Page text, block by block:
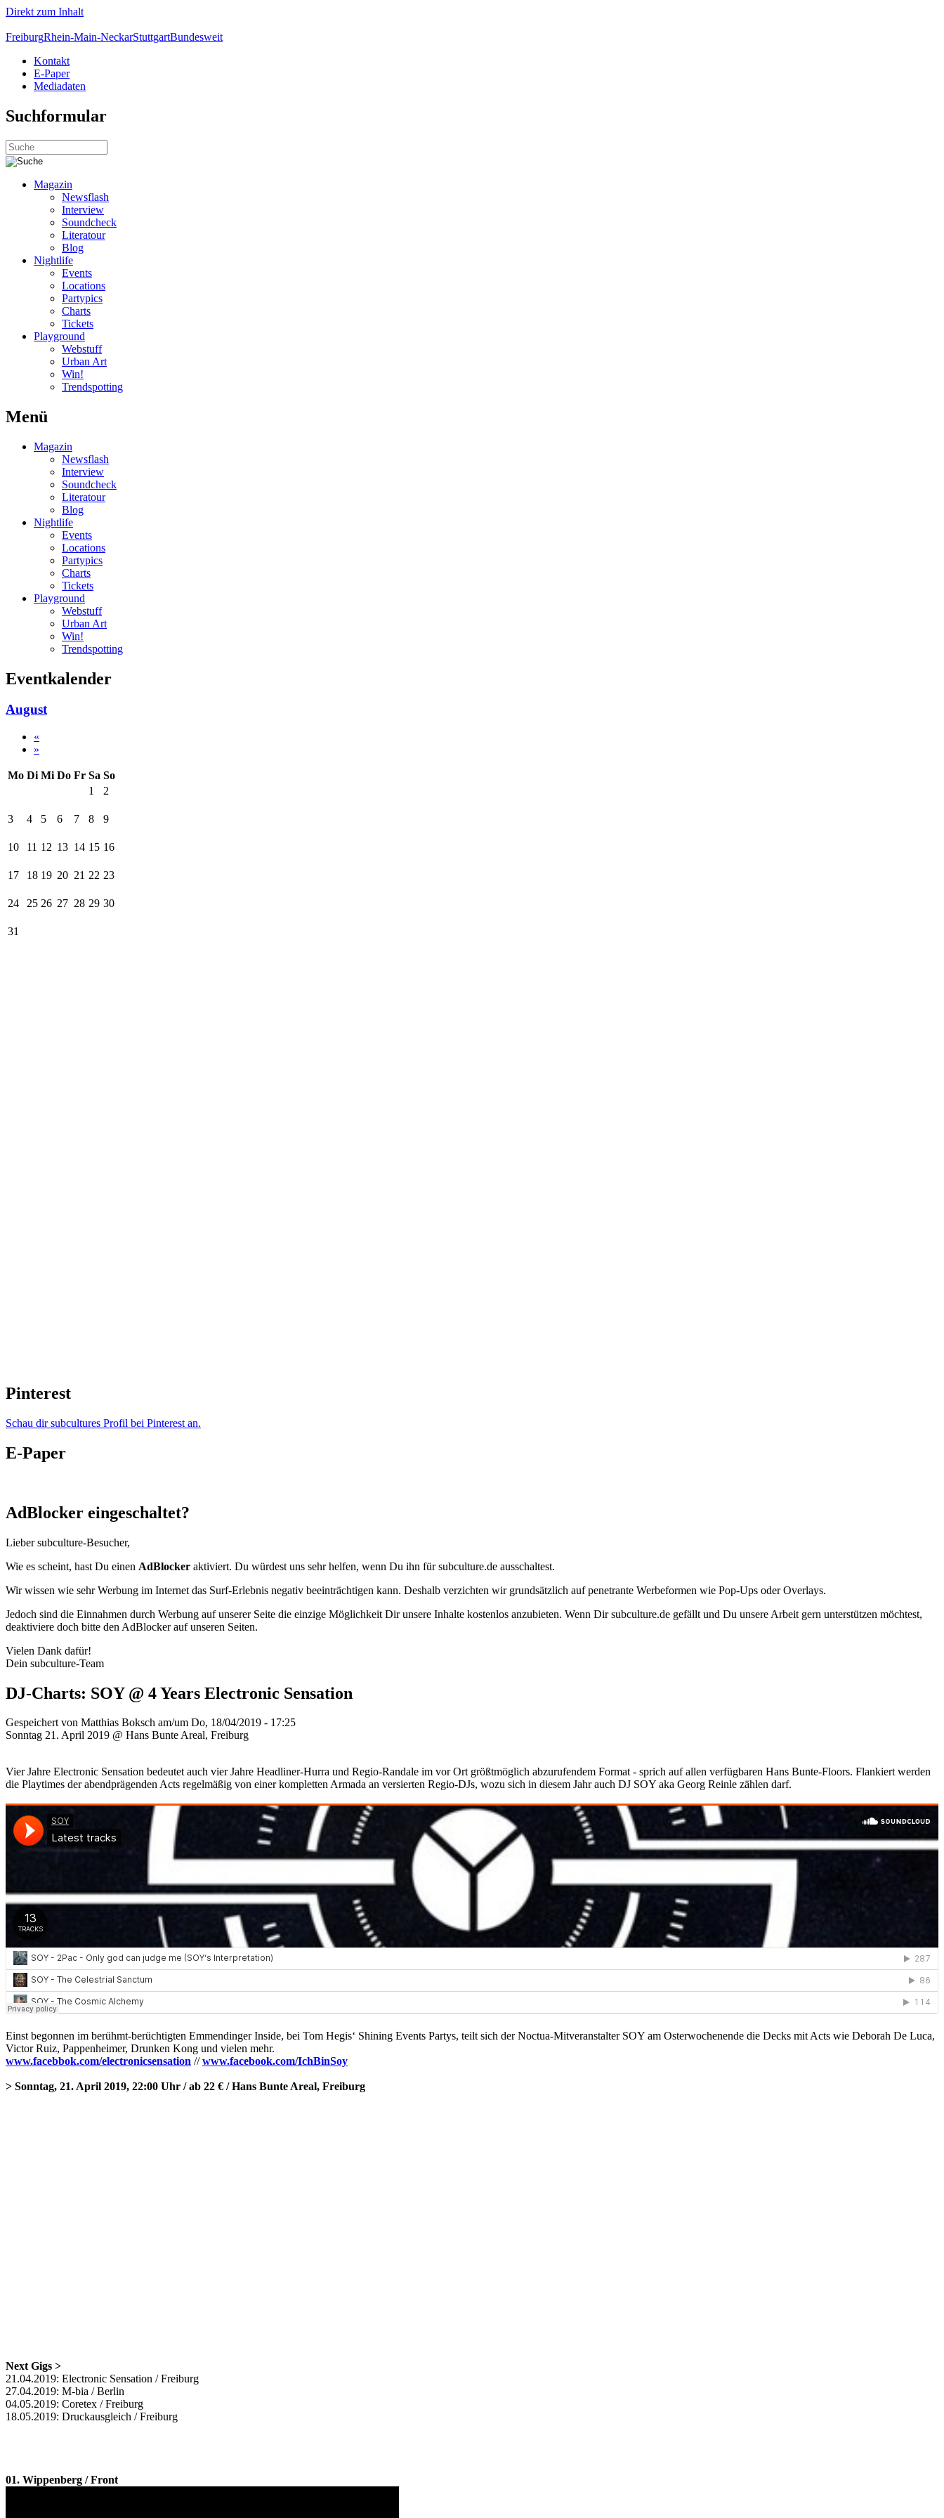
Direkt zum Inhalt
FreiburgRhein-Main-NeckarStuttgartBundesweit
Kontakt
E-Paper
Mediadaten
Suchformular
Magazin
Newsflash
Interview
Soundcheck
Literatour
Blog
Nightlife
Events
Locations
Partypics
Charts
Tickets
Playground
Webstuff
Urban Art
Win!
Trendspotting
Menü
Magazin
Newsflash
Interview
Soundcheck
Literatour
Blog
Nightlife
Events
Locations
Partypics
Charts
Tickets
Playground
Webstuff
Urban Art
Win!
Trendspotting
Eventkalender
August
«
»
Mo Di Mi Do Fr Sa So
1
2
3 4 5 6 7 8 9
10 11 12 13 14 15 16
17 18 19 20 21 22 23
24 25 26 27 28 29 30
31
Pinterest
Schau dir subcultures Profil bei Pinterest an.
E-Paper
AdBlocker eingeschaltet?
Lieber subculture-Besucher,
Wie es scheint, hast Du einen AdBlocker aktiviert. Du würdest uns sehr helfen, wenn Du ihn für subculture.de ausschaltest.
Wir wissen wie sehr Werbung im Internet das Surf-Erlebnis negativ beeinträchtigen kann. Deshalb verzichten wir grundsätzlich auf penetrante Werbeformen wie Pop-Ups oder Overlays.
Jedoch sind die Einnahmen durch Werbung auf unserer Seite die einzige Möglichkeit Dir unsere Inhalte kostenlos anzubieten. Wenn Dir subculture.de gefällt und Du unsere Arbeit gern unterstützen möchtest,
deaktiviere doch bitte den AdBlocker auf unseren Seiten.
Vielen Dank dafür!
Dein subculture-Team
DJ-Charts: SOY @ 4 Years Electronic Sensation
Gespeichert von Matthias Boksch am/um Do, 18/04/2019 - 17:25
Sonntag 21. April 2019 @ Hans Bunte Areal, Freiburg
Vier Jahre Electronic Sensation bedeutet auch vier Jahre Headliner-Hurra und Regio-Randale im vor Ort größtmöglich abzurufendem Format - sprich auf allen verfügbaren Hans Bunte-Floors. Flankiert werden
die Playtimes der abendprägenden Acts regelmäßig von einer kompletten Armada an versierten Regio-DJs, wozu sich in diesem Jahr auch DJ SOY aka Georg Reinle zählen darf.
Einst begonnen im berühmt-berüchtigten Emmendinger Inside, bei Tom Hegis‘ Shining Events Partys, teilt sich der Noctua-Mitveranstalter SOY am Osterwochenende die Decks mit Acts wie Deborah De Luca,
Victor Ruiz, Pappenheimer, Drunken Kong und vielen mehr.
www.facebbok.com/electronicsensation //www.facebook.com/IchBinSoy
> Sonntag, 21. April 2019, 22:00 Uhr / ab 22 € / Hans Bunte Areal, Freiburg
Next Gigs >
21.04.2019: Electronic Sensation / Freiburg
27.04.2019: M-bia / Berlin
04.05.2019: Coretex / Freiburg
18.05.2019: Druckausgleich / Freiburg
01. Wippenberg / Front